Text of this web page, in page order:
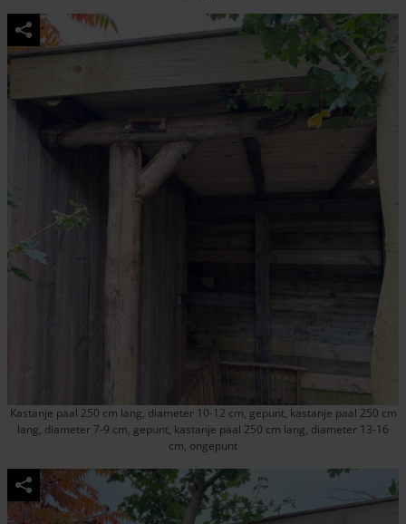
Kastanje paal 250 cm lang, diameter 10-12 cm, gepunt, kastanje paal 250 cm
lang, diameter 7-9 cm, gepunt, kastanje paal 250 cm lang, diameter 13-16
cm, ongepunt